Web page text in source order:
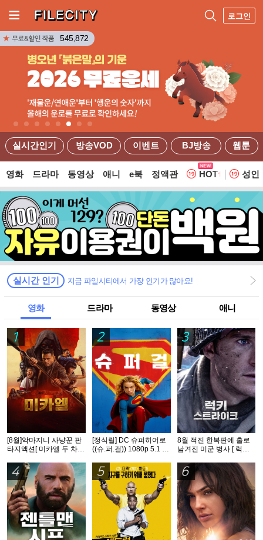
로그인
실시간인기 방송VOD 이벤트 BJ방송 웹툰
545,872
영화 드라마 동영상 애니 e북 정액관 HOT 웹
성인
실시간 인기 지금 파일시티에서 가장 인기가 많아요!
영화 드라마 동영상 애니
1
[8월]악마지니 사냥꾼 판
타지액션[ 미카엘 두 차원
2
[정식릴] DC 슈퍼히어로
((슈.퍼.걸)) 1080p 5.1 공
3
8월 적진 한복판에 홀로
남겨진 미군 병사 [ 럭키
완벽자막
4 5 6